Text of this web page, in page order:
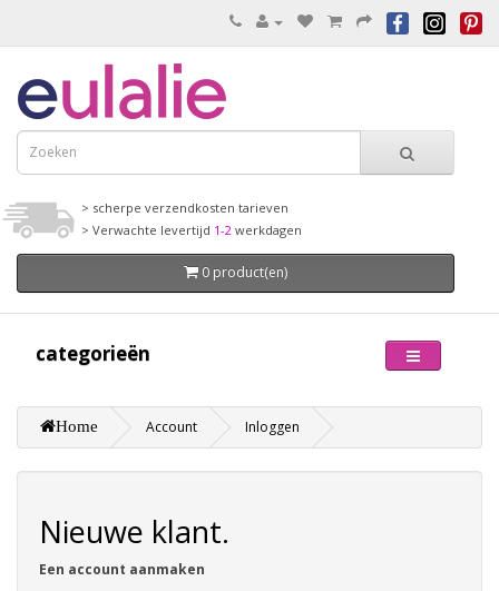
> scherpe verzendkosten tarieven
> Verwachte levertijd 1-2 werkdagen
0 product(en)
categorieën
Home Account Inloggen
Nieuwe klant.
Een account aanmaken